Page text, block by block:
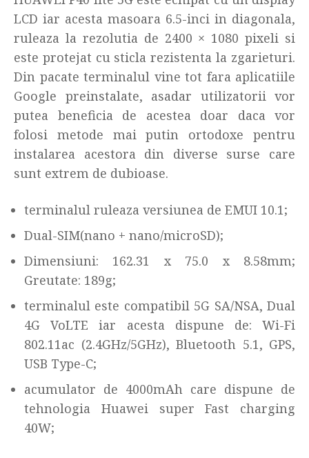
LCD iar acesta masoara 6.5-inci in diagonala,
ruleaza la rezolutia de 2400 × 1080 pixeli si
este protejat cu sticla rezistenta la zgarieturi.
Din pacate terminalul vine tot fara aplicatiile
Google preinstalate, asadar utilizatorii vor
putea beneficia de acestea doar daca vor
folosi metode mai putin ortodoxe pentru
instalarea acestora din diverse surse care
sunt extrem de dubioase.
terminalul ruleaza versiunea de EMUI 10.1;
Dual-SIM(nano + nano/microSD);
Dimensiuni: 162.31 x 75.0 x 8.58mm;
Greutate: 189g;
terminalul este compatibil 5G SA/NSA, Dual
4G VoLTE iar acesta dispune de: Wi-Fi
802.11ac (2.4GHz/5GHz), Bluetooth 5.1, GPS,
USB Type-C;
acumulator de 4000mAh care dispune de
tehnologia Huawei super Fast charging
40W;